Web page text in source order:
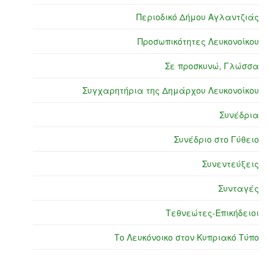
Περιοδικό Δήμου Αγλαντζιάς
Προσωπικότητες Λευκονοίκου
Σε προσκυνώ, Γλώσσα
Συγχαρητήρια της Δημάρχου Λευκονοίκου
Συνέδρια
Συνέδριο στο Γύθειο
Συνεντεύξεις
Συνταγές
Τεθνεώτες-Επικήδειοι
Το Λευκόνοικο στον Κυπριακό Τύπο